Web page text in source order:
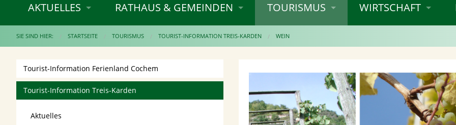
AKTUELLES RATHAUS & GEMEINDEN TOURISMUS WIRTSCHAFT
SIE SIND HIER: STARTSEITE TOURISMUS TOURIST-INFORMATION TREIS-KARDEN WEIN
Tourist-Information Ferienland Cochem
Tourist-Information Treis-Karden
Aktuelles